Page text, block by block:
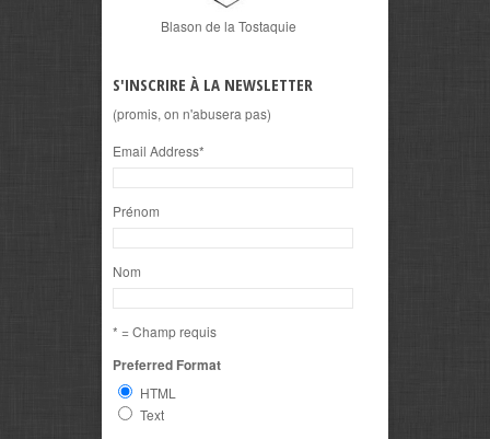
Blason de la Tostaquie
S'INSCRIRE À LA NEWSLETTER
(promis, on n'abusera pas)
Email Address*
Prénom
Nom
* = Champ requis
Preferred Format
HTML
Text